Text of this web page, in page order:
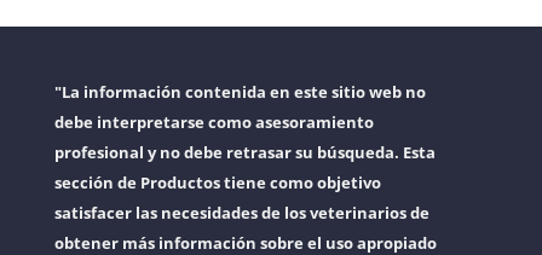
"La información contenida en este sitio web no
debe interpretarse como asesoramiento
profesional y no debe retrasar su búsqueda. Esta
sección de Productos tiene como objetivo
satisfacer las necesidades de los veterinarios de
obtener más información sobre el uso apropiado